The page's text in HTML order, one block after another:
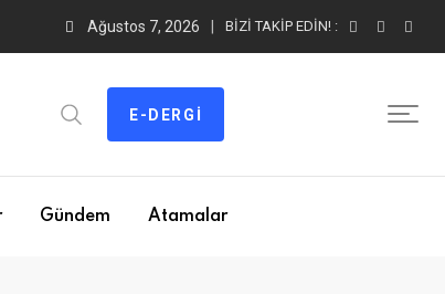
Ağustos 7, 2026 BIZI TAKIP EDIN! :
E-DERGI
Gündem Atamalar